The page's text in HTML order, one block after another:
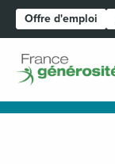
Offre d'emploi